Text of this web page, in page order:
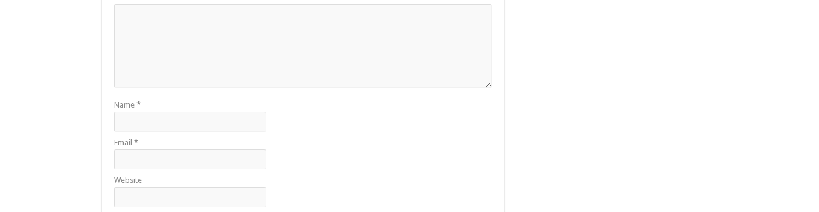
Name *
Email *
Website